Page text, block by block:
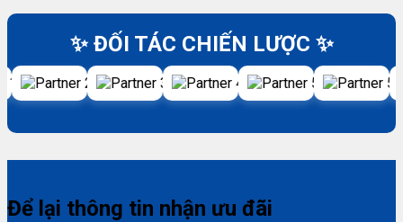
✨ ĐỐI TÁC CHIẾN LƯỢC ✨
Để lại thông tin nhận ưu đãi